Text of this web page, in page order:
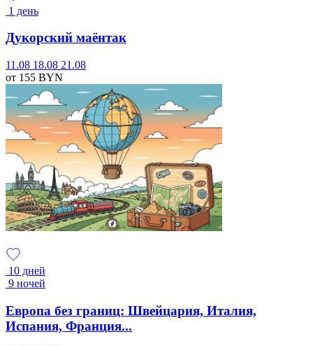
1 день
Дукорский маёнтак
11.08 18.08 21.08
от 155 BYN
10 дней
9 ночей
Европа без границ: Швейцария, Италия,
Испания, Франция...